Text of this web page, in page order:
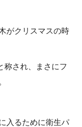
がクリスマスの時
称され、まさにフ
入るために衛生パ